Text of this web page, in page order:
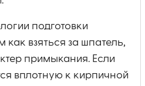
подготовки
как взяться за шпатель,
примыкания. Если
вплотную к кирпичной